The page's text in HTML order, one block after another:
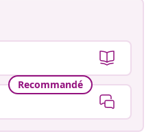
Recommandé